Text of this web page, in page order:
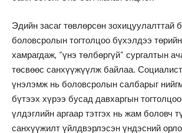
Эдийн засаг төвлөрсөн зохицуулалттай
боловсролын тогтолцоо бүхэлдээ
хамрагдаж, “үнэ төлбөргүй” сургалтын
төсвөөс санхүүжүүлж байлаа.
үнэлэмж нь боловсролын салбарыг
бүтээх хүрээ бусад давхаргын
үлдэглийн аргаар тэтгэх нь жам боловч
санхүүжилт үйлдвэрлэсэн үндэсний